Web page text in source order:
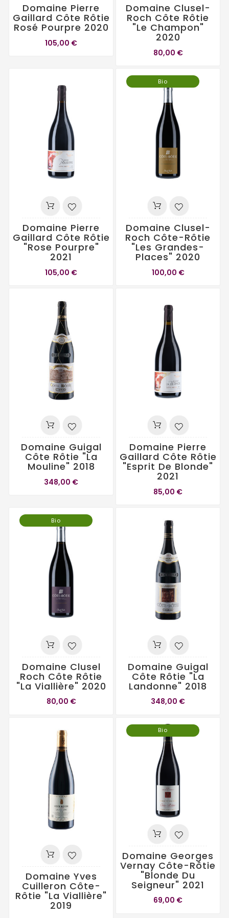
Domaine Pierre
Gaillard Côte Rôtie
Rosé Pourpre 2020
105,00 €
Domaine Clusel-
Roch Côte Rôtie
"Le Champon"
2020
80,00 €
Domaine Pierre
Gaillard Côte Rôtie
"Rose Pourpre"
2021
105,00 €
Bio
Domaine Clusel-
Roch Côte-Rôtie
"Les Grandes-
Places" 2020
100,00 €
Domaine Guigal
Côte Rôtie "La
Mouline" 2018
348,00 €
Domaine Pierre
Gaillard Côte Rôtie
"Esprit De Blonde"
2021
85,00 €
Bio
Domaine Clusel
Roch Côte Rôtie
"La Viallière" 2020
80,00 €
Domaine Guigal
Côte Rôtie "La
Landonne" 2018
348,00 €
Domaine Yves
Cuilleron Côte-
Rôtie "La Viallière"
2019
Bio
Domaine Georges
Vernay Côte-Rôtie
"Blonde Du
Seigneur" 2021
69,00 €